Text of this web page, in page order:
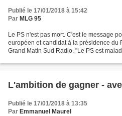
Publié le 17/01/2018 à 15:42
Par MLG 95
Le PS n'est pas mort. C'est le message
européen et candidat à la présidence du
Grand Matin Sud Radio. "Le PS est
L'ambition de gagner -
Publié le 17/01/2018 à 13:35
Par Emmanuel Maurel